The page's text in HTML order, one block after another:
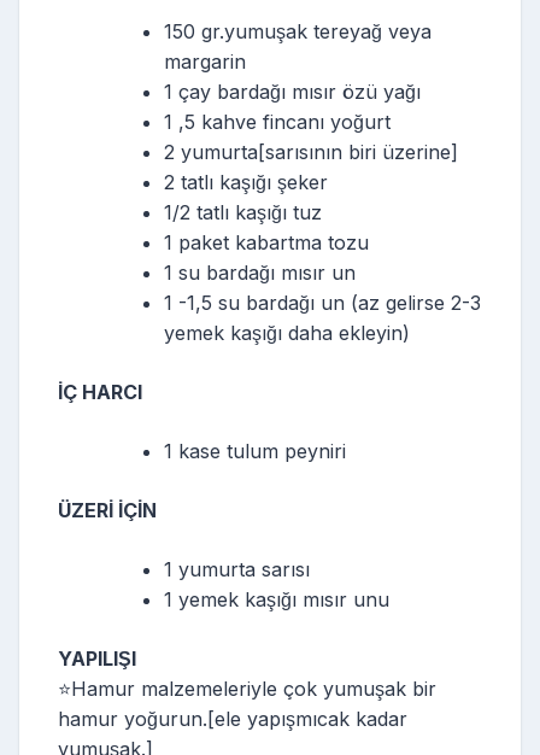
150 gr.yumuşak tereyağ veya
margarin
1 çay bardağı mısır özü yağı
1 ,5 kahve fincanı yoğurt
2 yumurta[sarısının biri üzerine]
2 tatlı kaşığı şeker
1/2 tatlı kaşığı tuz
1 paket kabartma tozu
1 su bardağı mısır un
1 -1,5 su bardağı un (az gelirse 2-3
yemek kaşığı daha ekleyin)
İÇ HARCI
1 kase tulum peyniri
ÜZERİ İÇİN
1 yumurta sarısı
1 yemek kaşığı mısır unu
YAPILIŞI
⭐️Hamur malzemeleriyle çok yumuşak bir
hamur yoğurun.[ele yapışmıcak kadar
yumuşak.]